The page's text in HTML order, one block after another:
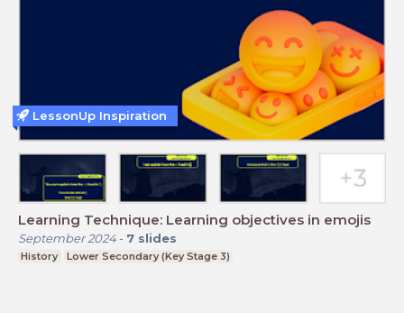
Learning Technique: Learning objectives in emojis
September 2024- 7 slides
History Lower Secondary (Key Stage 3)
LessonUp Inspiration